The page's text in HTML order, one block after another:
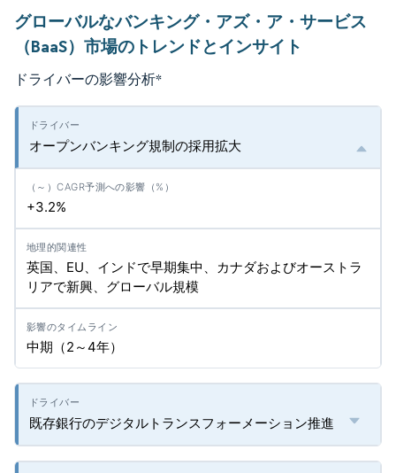
グローバルなバンキング・アズ・ア・サービス
（BaaS）市場のトレンドとインサイト
ドライバーの影響分析*
オープンバンキング規制の採用拡大
+3.2%
英国、EU、インドで早期集中、カナダおよびオーストラ
リアで新興、グローバル規模
中期（2～4年）
既存銀行のデジタルトランスフォーメーション推進